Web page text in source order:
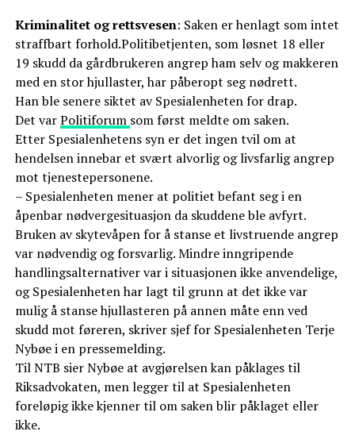
Kriminalitet og rettsvesen: Saken er henlagt som intet
straffbart forhold.Politibetjenten, som løsnet 18 eller
19 skudd da gårdbrukeren angrep ham selv og makkeren
med en stor hjullaster, har påberopt seg nødrett.
Han ble senere siktet av Spesialenheten for drap.
Det varPolitiforum som først meldte om saken.
Etter Spesialenhetens syn er det ingen tvil om at
hendelsen innebar et svært alvorlig og livsfarlig angrep
mot tjenestepersonene.
– Spesialenheten mener at politiet befant seg i en
åpenbar nødvergesituasjon da skuddene ble avfyrt.
Bruken av skytevåpen for å stanse et livstruende angrep
var nødvendig og forsvarlig. Mindre inngripende
handlingsalternativer var i situasjonen ikke anvendelige,
og Spesialenheten har lagt til grunn at det ikke var
mulig å stanse hjullasteren på annen måte enn ved
skudd mot føreren, skriver sjef for Spesialenheten Terje
Nybøe i en pressemelding.
Til NTB sier Nybøe at avgjørelsen kan påklages til
Riksadvokaten, men legger til at Spesialenheten
foreløpig ikke kjenner til om saken blir påklaget eller
ikke.